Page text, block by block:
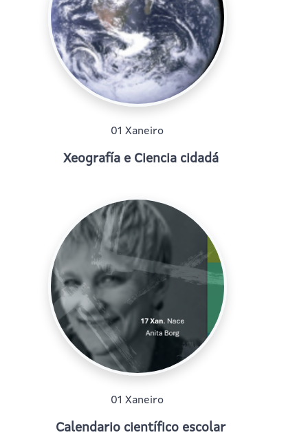
01 Xaneiro
Xeografía e Ciencia cidadá
01 Xaneiro
Calendario científico escolar